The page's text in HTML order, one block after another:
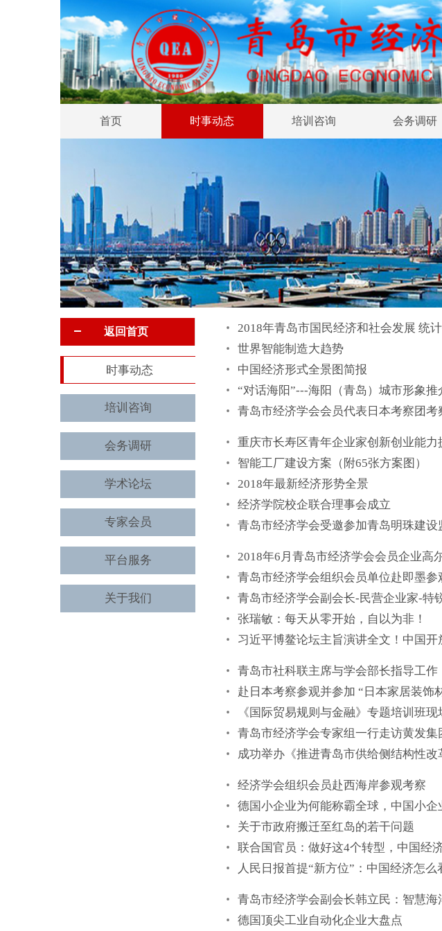
首页 时事动态 培训咨询 会务调研
返回首页
时事动态
培训咨询
会务调研
学术论坛
专家会员
平台服务
关于我们
2018年青岛市国民经济和社会发展 统
世界智能制造大趋势
中国经济形式全景图简报
“对话海阳”---海阳（青岛）城市形象推
青岛市经济学会会员代表日本考察团考
重庆市长寿区青年企业家创新创业能力
智能工厂建设方案（附65张方案图）
2018年最新经济形势全景
经济学院校企联合理事会成立
青岛市经济学会受邀参加青岛明珠建
2018年6月青岛市经济学会会员企业高
青岛市经济学会组织会员单位赴即墨参
青岛市经济学会副会长-民营企业家-特
张瑞敏：每天从零开始，自以为非！
习近平博鳌论坛主旨演讲全文！中国
青岛市社科联主席与学会部长指导工作
赴日本考察参观并参加 “日本家居装饰
《国际贸易规则与金融》专题培训班现
青岛市经济学会专家组一行走访黄发集
成功举办《推进青岛市供给侧结构性改
经济学会组织会员赴西海岸参观考察
德国小企业为何能称霸全球，中国小企
关于市政府搬迁至红岛的若干问题
联合国官员：做好这4个转型，中国经
人民日报首提“新方位”：中国经济怎
青岛市经济学会副会长韩立民：智慧
德国顶尖工业自动化企业大盘点